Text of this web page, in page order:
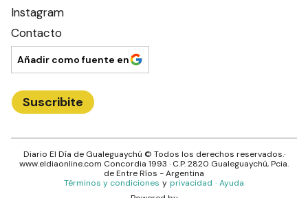
Instagram
Contacto
Añadir como fuente en
Suscribite
Diario El Día de Gualeguaychú © Todos los derechos reservados.·
www.eldiaonline.com Concordia 1993 · C.P.2820 Gualeguaychú, Pcia.
deEntre Ríos - Argentina
Términos y condiciones y privacidad · Ayuda